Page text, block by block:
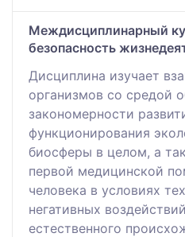
Междисциплинарный
безопасность
Дисциплина изучает
организмов со средой
закономерности
функционирования
биосферы в целом, а
первой медицинской
человека в условиях
негативных
естественного